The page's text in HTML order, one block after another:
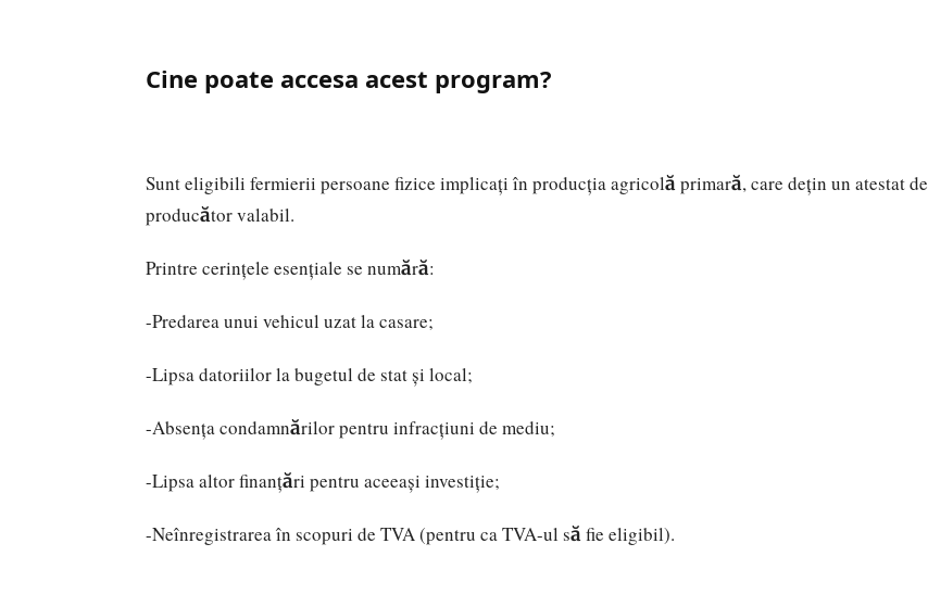
Cine poate accesa acest program?
Sunt eligibili fermierii persoane fizice implicați în producția agricolă primară, care dețin un atestat de
producător valabil.
Printre cerințele esențiale se numără:
-Predarea unui vehicul uzat la casare;
-Lipsa datoriilor la bugetul de stat și local;
-Absența condamnărilor pentru infracțiuni de mediu;
-Lipsa altor finanțări pentru aceeași investiție;
-Neînregistrarea în scopuri de TVA (pentru ca TVA-ul să fie eligibil).